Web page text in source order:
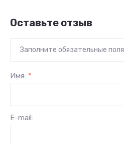
Оставьте отзыв
Заполните обязательные поля
Имя: *
E-mail: